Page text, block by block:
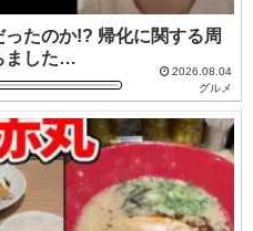
ったのか!? 帰化に関する周
ました…
2026.08.04
グルメ